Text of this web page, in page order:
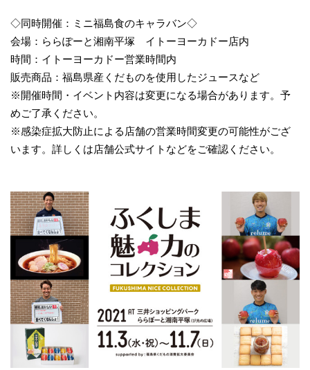
◇同時開催：ミニ福島食のキャラバン◇
会場：ららぽーと湘南平塚 イトーヨーカドー店内
時間：イトーヨーカドー営業時間内
販売商品：福島県産くだものを使用したジュースなど
※開催時間・イベント内容は変更になる場合があります。予
めご了承ください。
※感染症拡大防止による店舗の営業時間変更の可能性がござ
います。詳しくは店舗公式サイトなどをご確認ください。